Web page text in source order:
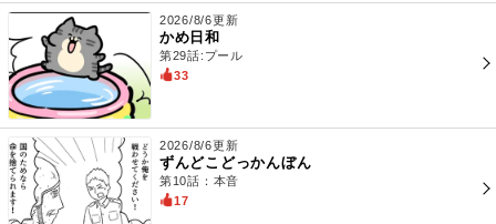
2026/8/6更新
かめ日和
第29話:プール
33
2026/8/6更新
ずんどこどっかんぼん
第10話：本音
17